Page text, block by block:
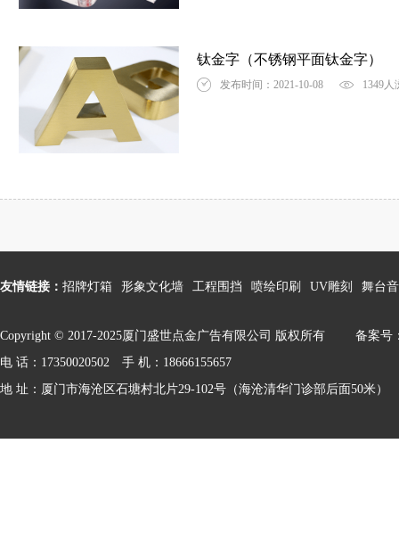
钛金字（不锈钢平面钛金字）
发布时间：2021-10-08 1349人
友情链接： 招牌灯箱 形象文化墙 工程围挡 喷绘印刷 UV雕刻 舞台
Copyright © 2017-2025厦门盛世点金广告有限公司 版权所有 备案号
电 话：17350020502 手 机：18666155657
地 址：厦门市海沧区石塘村北片29-102号（海沧清华门诊部后面50米）